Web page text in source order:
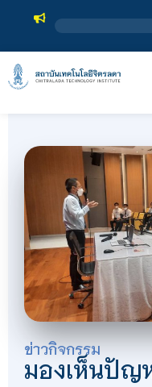
ข่าวกิจกรรม
มองเห็นปัญ